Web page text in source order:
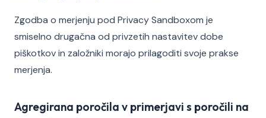
Zgodba o merjenju pod Privacy Sandboxom je
smiselno drugačna od privzetih nastavitev dobe
piškotkov in založniki morajo prilagoditi svoje prakse
merjenja.
Agregirana poročila v primerjavi s poročili na